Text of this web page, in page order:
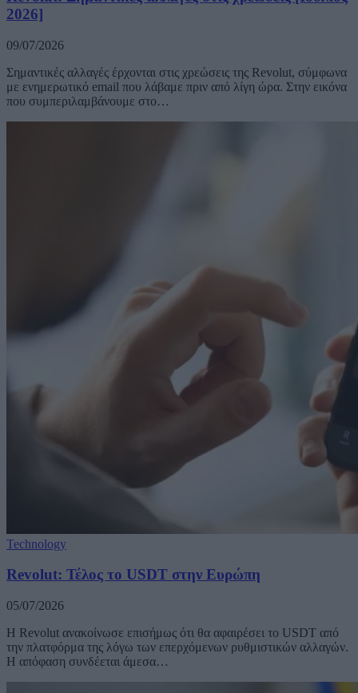
2026]
09/07/2026
Σημαντικές αλλαγές έρχονται στις χρεώσεις της Revolut, σύμφωνα
με ενημερωτικό email που λάβαμε πριν από λίγη ώρα. Στην εικόνα
που συμπεριλαμβάνουμε στο…
Technology
Revolut: Τέλος το USDT στην Ευρώπη
05/07/2026
Η Revolut ανακοίνωσε επισήμως ότι θα αφαιρέσει το USDT από
την πλατφόρμα της λόγω των επερχόμενων ρυθμιστικών αλλαγών.
Η απόφαση συνδέεται άμεσα…